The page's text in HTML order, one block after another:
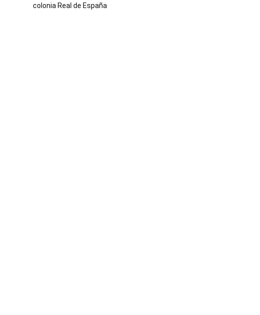
colonia Real de España